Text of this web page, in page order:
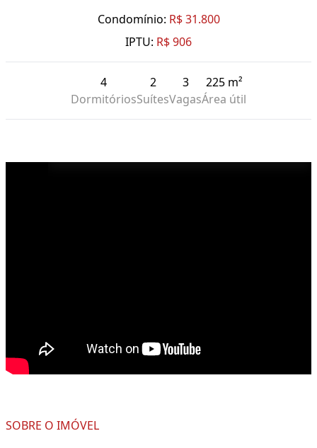
Condomínio: R$ 31.800
IPTU: R$ 906
4
Dormitórios
2
Suítes
3
Vagas
225 m²
Área útil
SOBRE O IMÓVEL